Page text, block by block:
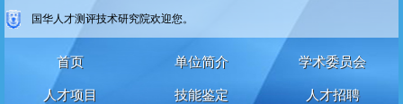
国华人才测评技术研究院欢迎您。
首页 单位简介 学术委员会
人才项目 技能鉴定 人才招聘